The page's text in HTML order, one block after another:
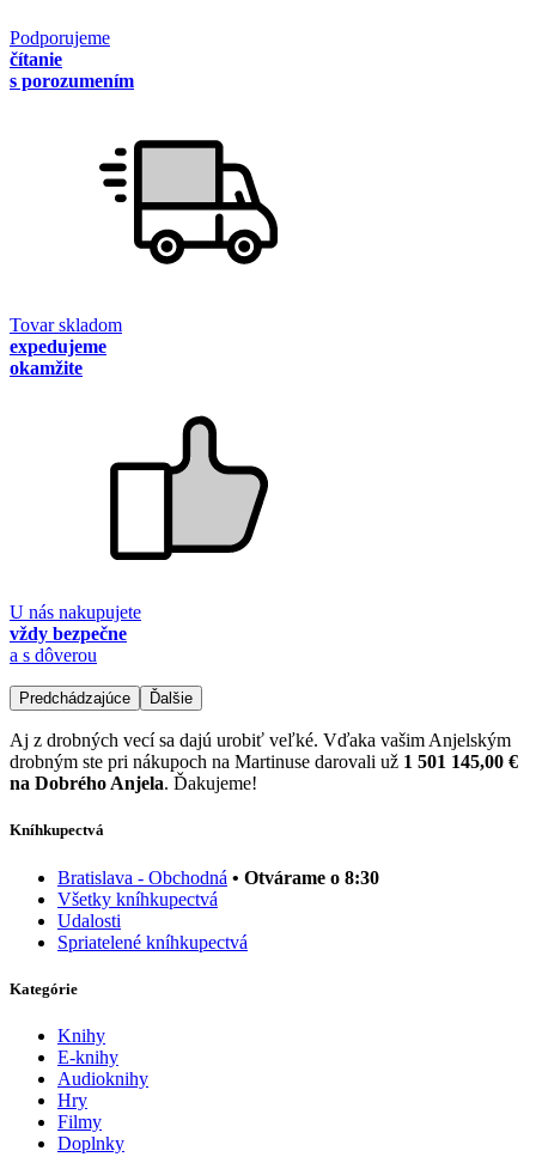
Podporujeme
čítanie
s porozumením
Tovar skladom
expedujeme
okamžite
U nás nakupujete
vždy bezpečne
a s dôverou
Predchádzajúce Ďalšie
Aj z drobných vecí sa dajú urobiť veľké. Vďaka vašim Anjelským
drobným ste pri nákupoch na Martinuse darovali už 1 501 145,00 €
na Dobrého Anjela. Ďakujeme!
Kníhkupectvá
Bratislava - Obchodná • Otvárame o 8:30
Všetky kníhkupectvá
Udalosti
Spriatelené kníhkupectvá
Kategórie
Knihy
E-knihy
Audioknihy
Hry
Filmy
Doplnky